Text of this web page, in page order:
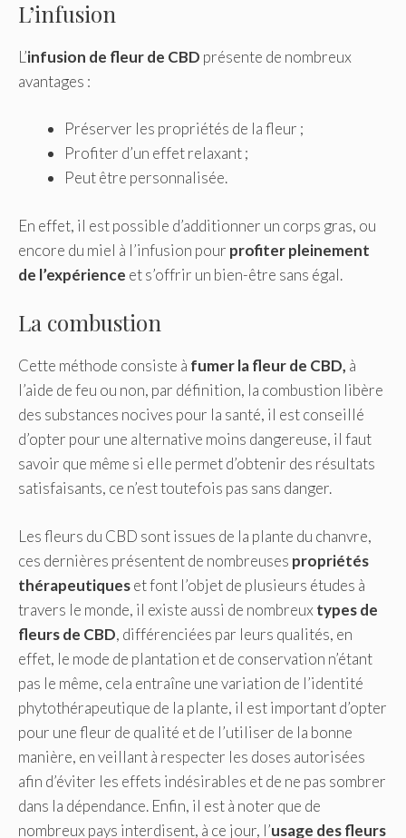
L’infusion
L’infusion de fleur de CBD présente de nombreux
avantages :
Préserver les propriétés de la fleur ;
Profiter d’un effet relaxant ;
Peut être personnalisée.
En effet, il est possible d’additionner un corps gras, ou
encore du miel à l’infusion pour profiter pleinement
de l’expérience et s’offrir un bien-être sans égal.
La combustion
Cette méthode consiste à fumer la fleur de CBD, à
l’aide de feu ou non, par définition, la combustion libère
des substances nocives pour la santé, il est conseillé
d’opter pour une alternative moins dangereuse, il faut
savoir que même si elle permet d’obtenir des résultats
satisfaisants, ce n’est toutefois pas sans danger.
Les fleurs du CBD sont issues de la plante du chanvre,
ces dernières présentent de nombreuses propriétés
thérapeutiqueset font l’objet de plusieurs études à
travers le monde, il existe aussi de nombreux types de
fleurs de CBD, différenciées par leurs qualités, en
effet, le mode de plantation et de conservation n’étant
pas le même, cela entraîne une variation de l’identité
phytothérapeutique de la plante, il est important d’opter
pour une fleur de qualité et de l’utiliser de la bonne
manière, en veillant à respecter les doses autorisées
afin d’éviter les effets indésirables et de ne pas sombrer
dans la dépendance. Enfin, il est à noter que de
nombreux pays interdisent, à ce jour, l’usage des fleurs